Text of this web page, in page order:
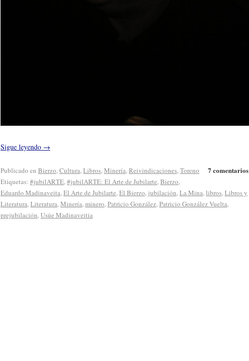
Sigue leyendo →
7 comentarios
Publicado en Bierzo, Cultura, Libros, Minería, Reivindicaciones, Toreno
Etiquetas: #jubilARTE, #jubilARTE: El Arte de Jubilarte, Bierzo,
Eduardo Madinaveita, El Arte de Jubilarte, El Bierzo, jubilación, La Mina, libros, Libros y
Literatura, Literatura, Minería, minero, Patricio González, Patricio González Vuelta,
prejubilación, Usúe Madinaveitia